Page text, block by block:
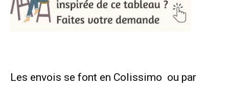
Les envois se font en Colissimo ou par